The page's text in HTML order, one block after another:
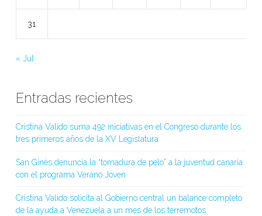
31
« Jul
Entradas recientes
Cristina Valido suma 492 iniciativas en el Congreso durante los
tres primeros años de la XV Legislatura
San Ginés denuncia la “tomadura de pelo” a la juventud canaria
con el programa Verano Joven
Cristina Valido solicita al Gobierno central un balance completo
de la ayuda a Venezuela a un mes de los terremotos